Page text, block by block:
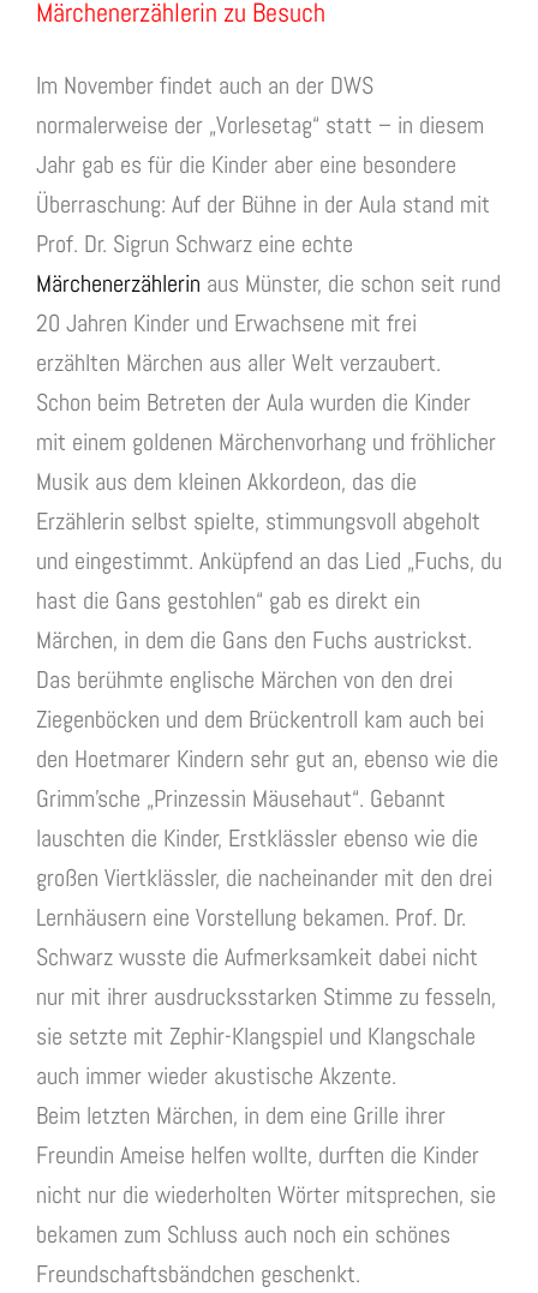
Märchenerzählerin zu Besuch
Im November findet auch an der DWS
normalerweise der „Vorlesetag“ statt – in diesem
Jahr gab es für die Kinder aber eine besondere
Überraschung: Auf der Bühne in der Aula stand mit
Prof. Dr. Sigrun Schwarz eine echte
Märchenerzählerin aus Münster, die schon seit rund
20 Jahren Kinder und Erwachsene mit frei
erzählten Märchen aus aller Welt verzaubert.
Schon beim Betreten der Aula wurden die Kinder
mit einem goldenen Märchenvorhang und fröhlicher
Musik aus dem kleinen Akkordeon, das die
Erzählerin selbst spielte, stimmungsvoll abgeholt
und eingestimmt. Anküpfend an das Lied „Fuchs, du
hast die Gans gestohlen“ gab es direkt ein
Märchen, in dem die Gans den Fuchs austrickst.
Das berühmte englische Märchen von den drei
Ziegenböcken und dem Brückentroll kam auch bei
den Hoetmarer Kindern sehr gut an, ebenso wie die
Grimm’sche „Prinzessin Mäusehaut“. Gebannt
lauschten die Kinder, Erstklässler ebenso wie die
großen Viertklässler, die nacheinander mit den drei
Lernhäusern eine Vorstellung bekamen. Prof. Dr.
Schwarz wusste die Aufmerksamkeit dabei nicht
nur mit ihrer ausdrucksstarken Stimme zu fesseln,
sie setzte mit Zephir-Klangspiel und Klangschale
auch immer wieder akustische Akzente.
Beim letzten Märchen, in dem eine Grille ihrer
Freundin Ameise helfen wollte, durften die Kinder
nicht nur die wiederholten Wörter mitsprechen, sie
bekamen zum Schluss auch noch ein schönes
Freundschaftsbändchen geschenkt.